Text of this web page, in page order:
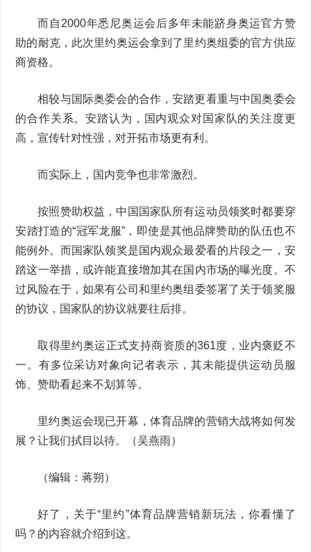
而自2000年悉尼奥运会后多年未能跻身奥运官方赞
助的耐克，此次里约奥运会拿到了里约奥组委的官方供应
商资格。
相较与国际奥委会的合作，安踏更看重与中国奥委会
的合作关系。安踏认为，国内观众对国家队的关注度更
高，宣传针对性强，对开拓市场更有利。
而实际上，国内竞争也非常激烈。
按照赞助权益，中国国家队所有运动员领奖时都要穿
安踏打造的“冠军龙服”，即使是其他品牌赞助的队伍也不
能例外。而国家队领奖是国内观众最爱看的片段之一，安
踏这一举措，或许能直接增加其在国内市场的曝光度。不
过风险在于，如果有公司和里约奥组委签署了关于领奖服
的协议，国家队的协议就要往后排。
取得里约奥运正式支持商资质的361度，业内褒贬不
一。有多位采访对象向记者表示，其未能提供运动员服
饰、赞助看起来不划算等。
里约奥运会现已开幕，体育品牌的营销大战将如何发
展？让我们拭目以待。（吴燕雨）
（编辑：蒋朔）
好了，关于“里约”体育品牌营销新玩法，你看懂了
吗？的内容就介绍到这。